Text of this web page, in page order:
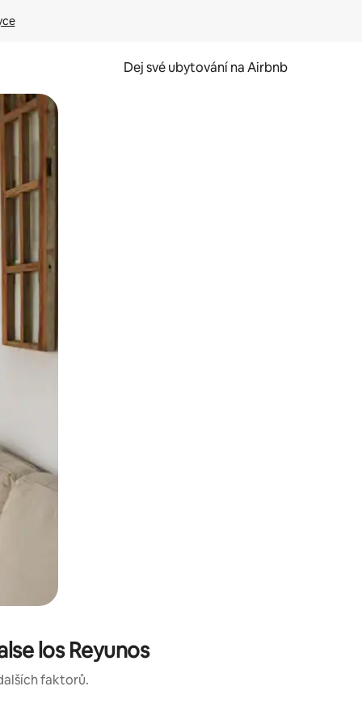
Dej své ubytování na Airbnb
los Reyunos
faktorů.